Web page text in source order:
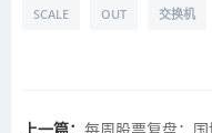
SCALE OUT 交换机